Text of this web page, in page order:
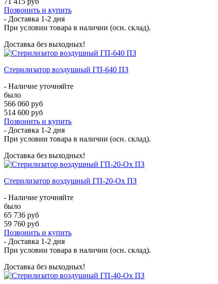
Позвонить и купить
- Доставка 1-2 дня
При условии товара в наличии (осн. склад).
Доставка без выходных!
Стерилизатор воздушный ГП-640 ПЗ
- Наличие уточняйте
было
566 060 руб
514 600 руб
Позвонить и купить
- Доставка 1-2 дня
При условии товара в наличии (осн. склад).
Доставка без выходных!
Стерилизатор воздушный ГП-20-Ох ПЗ
- Наличие уточняйте
было
65 736 руб
59 760 руб
Позвонить и купить
- Доставка 1-2 дня
При условии товара в наличии (осн. склад).
Доставка без выходных!